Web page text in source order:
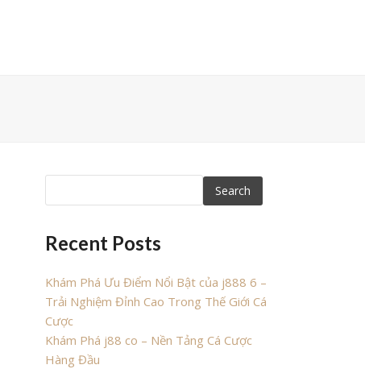
Search
Recent Posts
Khám Phá Ưu Điểm Nổi Bật của j888 6 –
Trải Nghiệm Đỉnh Cao Trong Thế Giới Cá
Cược
Khám Phá j88 co – Nền Tảng Cá Cược
Hàng Đầu